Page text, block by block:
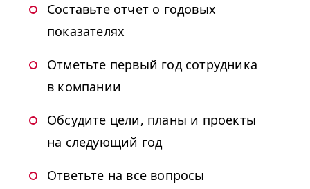
Составьте отчет о годовых
показателях
Отметьте первый год сотрудника
в компании
Обсудите цели, планы и проекты
на следующий год
Ответьте на все вопросы